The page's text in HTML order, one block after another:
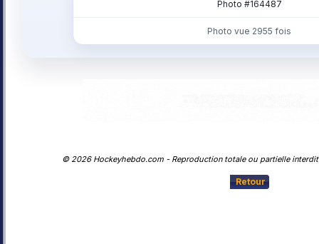
Photo #164487
Photo vue 2955 fois
© 2026 Hockeyhebdo.com - Reproduction totale ou partielle
Retour